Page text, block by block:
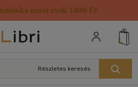
most csak 1499 Ft!
adatai
Részletes keresés